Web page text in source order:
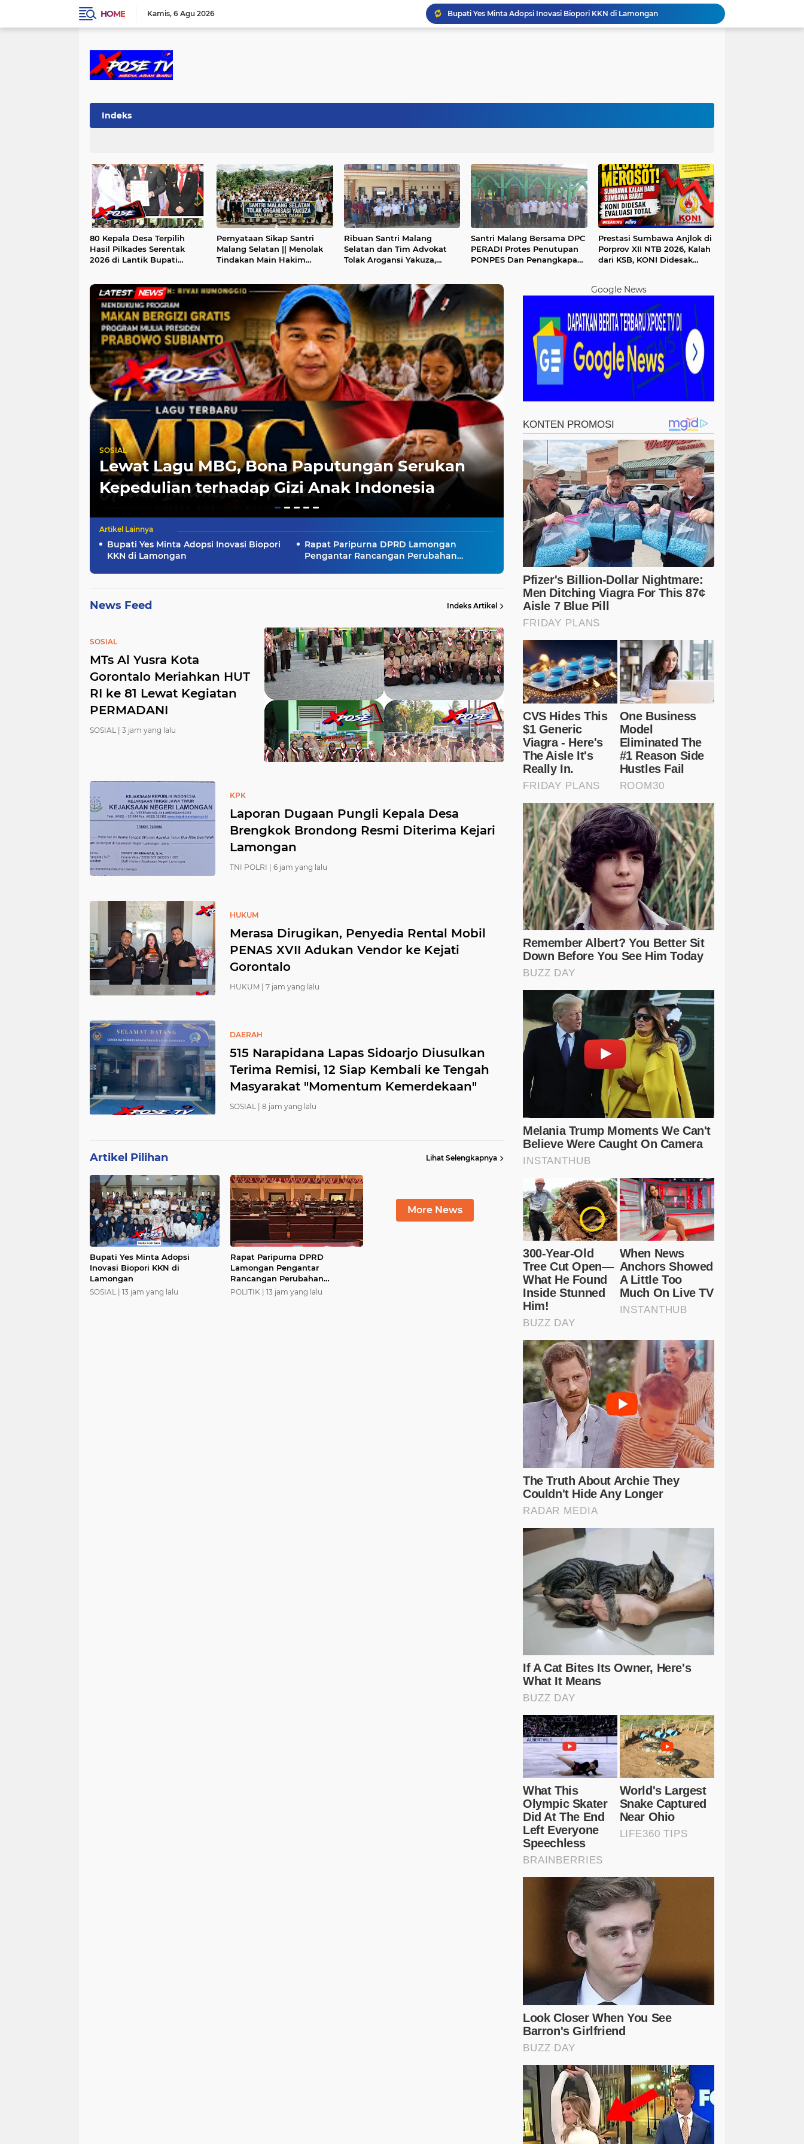
HOME Kamis 6 Agu 2026
Bupati Yes Minta Adopsi Inovasi Biopori KKN di Lamongan
Indeks
80 Kepala Desa Terpilih
Hasil Pilkades Serentak
2026 di Lantik Bupati
Pernyataan Sikap Santri
Malang Selatan || Menolak
Tindakan Main Hakim
Ribuan Santri Malang
Selatan dan Tim Advokat
Tolak Arogansi Yakuza,
Santri Malang Bersama DPC
PERADI Protes Penutupan
PONPES Dan Penangkapan
Prestasi Sumbawa Anjlok di
Porprov XII NTB 2026, Kalah
dari KSB, KONI Didesak
LATEST NEWS
SOSIAL
Lewat Lagu MBG, Bona Paputungan Serukan
Kepedulian terhadap Gizi Anak Indonesia
SOSIAL
MTs Al Yusra Kota Gorontalo
ke 81 Lewat Kegiatan PERMADANI
Bupati Yes Minta Adopsi Inovasi Biopori
KKN di Lamongan
Rapat Paripurna DPRD Lamongan
Pengantar Rancangan Perubahan
News Feed Indeks Artikel
SOSIAL
MTs Al Yusra Kota
Gorontalo Meriahkan HUT
RI ke 81 Lewat Kegiatan
PERMADANI
SOSIAL | 3 jam yang lalu
KPK
Laporan Dugaan Pungli Kepala Desa
Brengkok Brondong Resmi Diterima Kejari
Lamongan
TNI POLRI | 6 jam yang lalu
HUKUM
Merasa Dirugikan, Penyedia Rental Mobil
PENAS XVII Adukan Vendor ke Kejati
Gorontalo
HUKUM | 7 jam yang lalu
DAERAH
515 Narapidana Lapas Sidoarjo Diusulkan
Terima Remisi, 12 Siap Kembali ke Tengah
Masyarakat "Momentum Kemerdekaan"
SOSIAL | 8 jam yang lalu
Artikel Pilihan Lihat Selengkapnya
Bupati Yes Minta Adopsi
Inovasi Biopori KKN di
Lamongan
SOSIAL | 13 jam yang lalu
Rapat Paripurna DPRD
Lamongan Pengantar
Rancangan Perubahan
Kebijakan Umum Anggaran
POLITIK | 13 jam yang lalu
More News
Google News